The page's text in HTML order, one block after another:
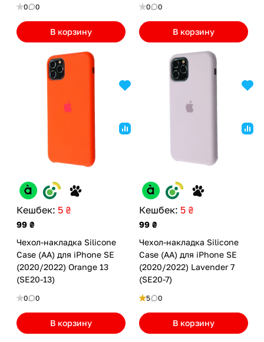
0 0
В корзину
0 0
В корзину
Кешбек: 5 ₴
99 ₴
Чехол-накладка Silicone
Case (AA) для iPhone SE
(2020/2022) Orange 13
(SE20-13)
0 0
В корзину
Кешбек: 5 ₴
99 ₴
Чехол-накладка Silicone
Case (AA) для iPhone SE
(2020/2022) Lavender 7
(SE20-7)
5 0
В корзину